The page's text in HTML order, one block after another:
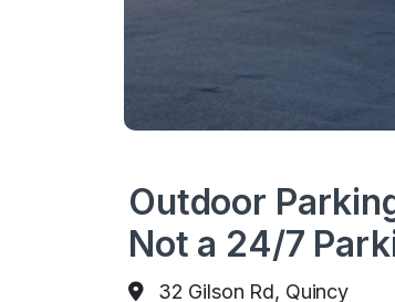
Outdoor
Not a 24/7
32 Gilson Rd, Quincy